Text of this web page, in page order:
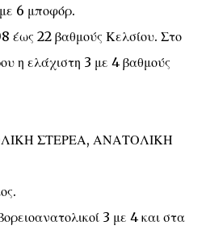
με 6 μποφόρ.
έως 22 βαθμούς Κελσίου. Στο
η ελάχιστη 3 με 4 βαθμούς
ΣΤΕΡΕΑ, ΑΝΑΤΟΛΙΚΗ
3 με 4 και στα